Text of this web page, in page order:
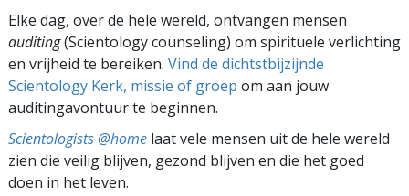
Elke dag, over de hele wereld, ontvangen mensen
auditing(Scientology counseling) om spirituele verlichting
en vrijheid te bereiken. Vind de dichtstbijzijnde
Scientology Kerk, missie of groep om aan jouw
auditingavontuur te beginnen.
Scientologists @home laat vele mensen uit de hele wereld
zien die veilig blijven, gezond blijven en die het goed
doen in het leven.